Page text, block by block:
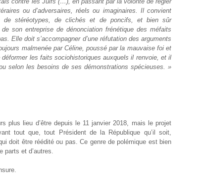
ou d’adversaires, réels ou imaginaires. Il convient
stéréotypes, de clichés et de poncifs, et bien sûr
son entreprise de dénonciation frénétique des méfaits
Elle doit s’accompagner d’une réfutation des arguments
malmenée par Céline, poussé par la mauvaise foi et
les faits sociohistoriques auxquels il renvoie, et il
selon les besoins de ses démonstrations spécieuses. »
plus lieu d’être depuis le 11 janvier 2018, mais le projet
tout que, tout Président de la République qu’il soit,
doit être réédité ou pas. Ce genre de polémique est bien
parts et d’autres.